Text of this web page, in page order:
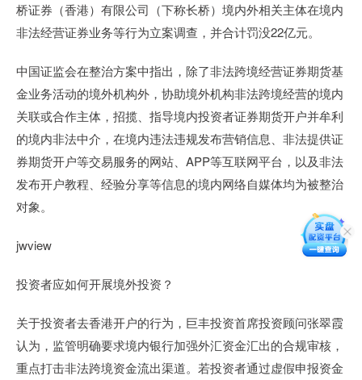
桥证券（香港）有限公司（下称长桥）境内外相关主体在境内
非法经营证券业务等行为立案调查，并合计罚没22亿元。
中国证监会在整治方案中指出，除了非法跨境经营证券期货基
金业务活动的境外机构外，协助境外机构非法跨境经营的境内
关联或合作主体，招揽、指导境内投资者证券期货开户并牟利
的境内非法中介，在境内违法违规发布营销信息、非法提供证
券期货开户等交易服务的网站、APP等互联网平台，以及非法
发布开户教程、经验分享等信息的境内网络自媒体均为被整治
对象。
jwview
投资者应如何开展境外投资？
关于投资者去香港开户的行为，巨丰投资首席投资顾问张翠霞
认为，监管明确要求境内银行加强外汇资金汇出的合规审核，
重点打击非法跨境资金流出渠道。若投资者通过虚假申报资金